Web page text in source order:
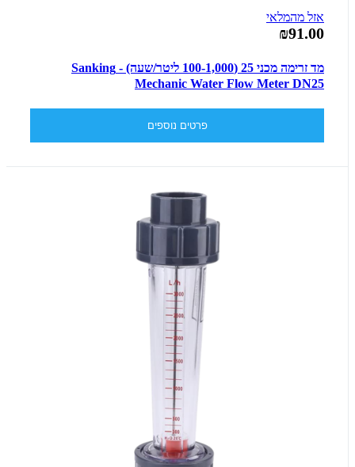
אזל מהמלאי
₪91.00
מד זרימה מכני 25 (100-1,000 ליטר/שעה) - Sanking
Mechanic Water Flow Meter DN25
פרטים נוספים